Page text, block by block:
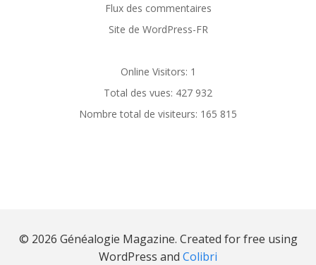
Flux des commentaires
Site de WordPress-FR
Online Visitors: 1
Total des vues: 427 932
Nombre total de visiteurs: 165 815
© 2026 Généalogie Magazine. Created for free using
WordPress and Colibri